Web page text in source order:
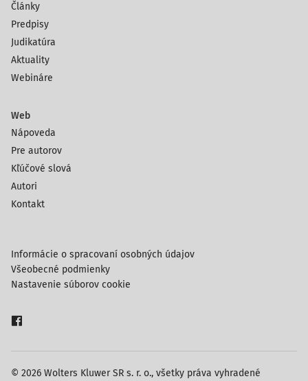
Články
Predpisy
Judikatúra
Aktuality
Webináre
Web
Nápoveda
Pre autorov
Kľúčové slová
Autori
Kontakt
© 2026 Wolters Kluwer SR s. r. o., všetky práva vyhradené
Informácie o spracovaní osobných údajov
Všeobecné podmienky
Nastavenie súborov cookie